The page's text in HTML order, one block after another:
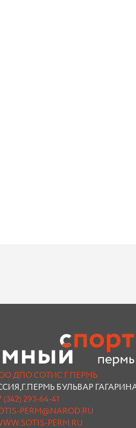
ДПО СОТИС Г.ПЕРМЬ
БУЛЬВАР
(342) 293-64-41
PERM@NAROD.RU
PERM.RU